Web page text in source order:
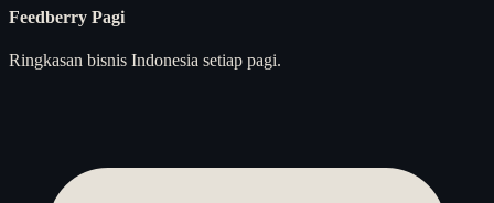
Feedberry Pagi
Ringkasan bisnis Indonesia setiap pagi.